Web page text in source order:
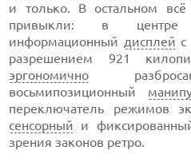
и только. В остальном
привыкли: в центре
информационный дисплей
разрешением 921
эргономично
восьмипозиционный
переключатель режимов
сенсорный и
зрения законов ретро.